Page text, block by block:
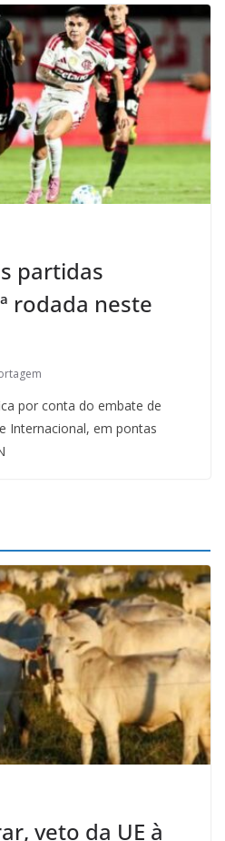
partidas
rodada neste
por conta do embate de
Internacional, em pontas
veto da UE à